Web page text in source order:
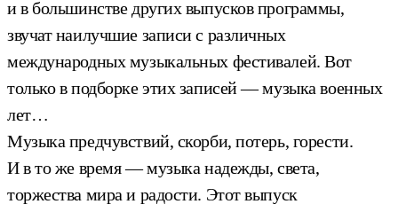
и в большинстве других выпусков программы,
звучат наилучшие записи с различных
международных музыкальных фестивалей. Вот
только в подборке этих записей — музыка военных
лет…
Музыка предчувствий, скорби, потерь, горести.
И в то же время — музыка надежды, света,
торжества мира и радости. Этот выпуск